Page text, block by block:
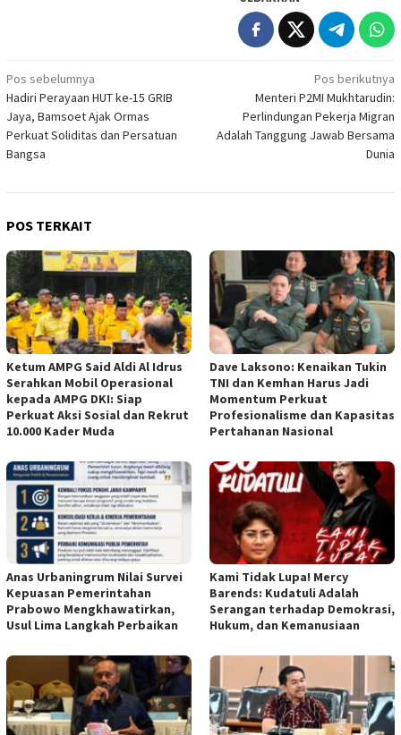
Navigasi
pos
Pos sebelumnya
Hadiri Perayaan HUT ke-15 GRIB
Jaya, Bamsoet Ajak Ormas
Perkuat Soliditas dan Persatuan
Bangsa
Pos berikutnya
Menteri P2MI Mukhtarudin:
Perlindungan Pekerja Migran
Adalah Tanggung Jawab Bersama
Dunia
POS TERKAIT
Ketum AMPG Said Aldi Al Idrus
Serahkan Mobil Operasional
kepada AMPG DKI: Siap
Perkuat Aksi Sosial dan Rekrut
10.000 Kader Muda
Dave Laksono: Kenaikan Tukin
TNI dan Kemhan Harus Jadi
Momentum Perkuat
Profesionalisme dan Kapasitas
Pertahanan Nasional
Anas Urbaningrum Nilai Survei
Kepuasan Pemerintahan
Prabowo Mengkhawatirkan,
Usul Lima Langkah Perbaikan
Kami Tidak Lupa! Mercy
Barends: Kudatuli Adalah
Serangan terhadap Demokrasi,
Hukum, dan Kemanusiaan